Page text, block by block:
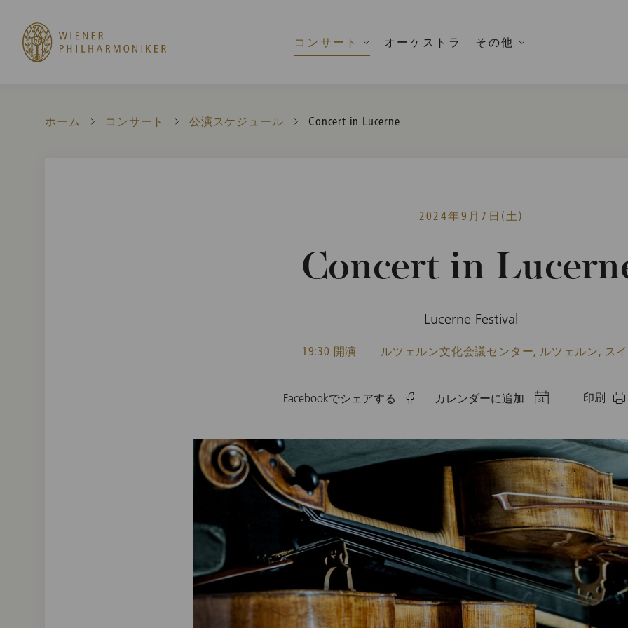
コンサート オーケストラ その他
ホーム コンサート 公演スケジュール Current:
Concert in Lucerne
2024年9月7日(土)
Concert in
Lucerne Festival
19:30 開演 ルツェルン文化会議センター, ルツェルン, ス
Facebookでシェアする カレンダーに追加 印刷